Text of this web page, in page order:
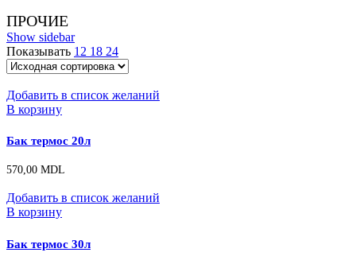
ПРОЧИЕ
Show sidebar
Показывать 12 18 24
Добавить в список желаний
В корзину
Бак термос 20л
570,00 MDL
Добавить в список желаний
В корзину
Бак термос 30л